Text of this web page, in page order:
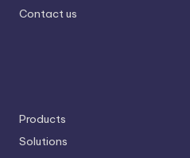
Contact us
Products
Solutions